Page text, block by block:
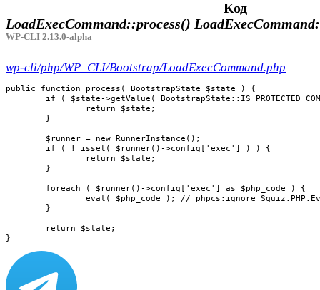
Код
LoadExecCommand::process()
WP-CLI 2.13.0-alpha
wp-cli/php/WP_CLI/Bootstrap/LoadExecCommand.php
public function process( BootstrapState $state ) {
}